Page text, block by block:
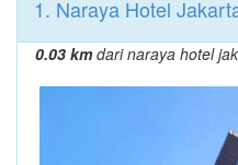
1. Naraya Hotel
0.03 kmdari naraya hotel